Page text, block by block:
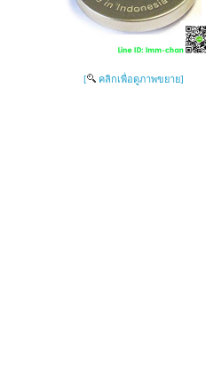
[ คลิกเพื่อดูภาพขยาย]